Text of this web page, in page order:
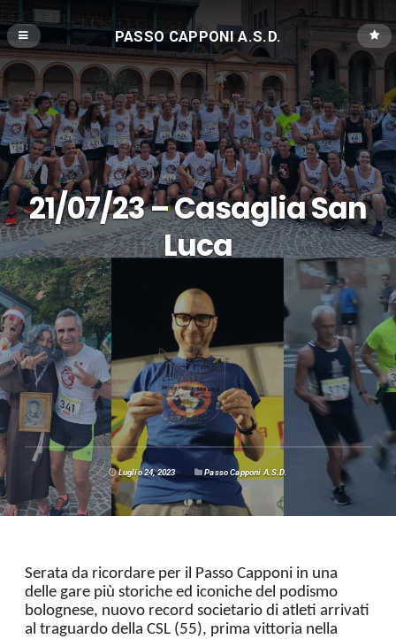
PASSO CAPPONI A.S.D.
21/07/23 – Casaglia San
Luca
Luglio 24, 2023 Passo Capponi A.S.D.
Serata da ricordare per il Passo Capponi in una
delle gare più storiche ed iconiche del podismo
bolognese, nuovo record societario di atleti arrivati
al traguardo della CSL (55), prima vittoria nella